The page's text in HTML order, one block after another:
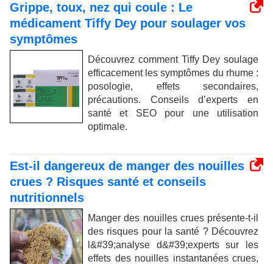
Grippe, toux, nez qui coule : Le
médicament Tiffy Dey pour soulager vos
symptômes
Découvrez comment Tiffy Dey soulage
efficacement les symptômes du rhume :
posologie, effets secondaires,
précautions. Conseils d’experts en
santé et SEO pour une utilisation
optimale.
Est-il dangereux de manger des nouilles
crues ? Risques santé et conseils
nutritionnels
Manger des nouilles crues présente-t-il
des risques pour la santé ? Découvrez
l&#39;analyse d&#39;experts sur les
effets des nouilles instantanées crues,